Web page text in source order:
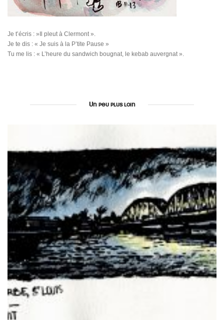
Je t’écris : »Il pleut à Clermont ».
Je te dis : « Je suis à la P’tite Pause »
Tu me lis : « L’heure du sandwich bougnat, le kebab auvergnat ».
Un peu plus loin